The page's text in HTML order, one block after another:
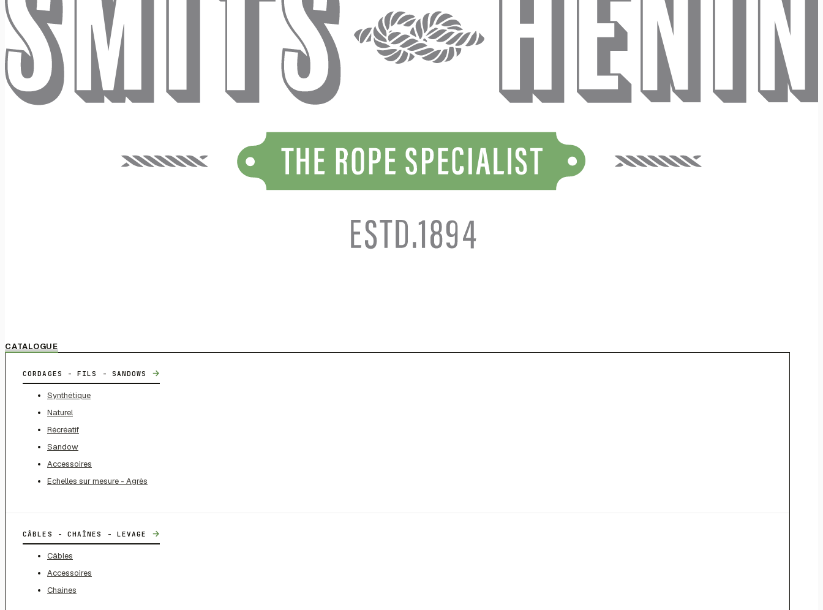
CATALOGUE
CORDAGES - FILS - SANDOWS →
Synthétique
Naturel
Récréatif
Sandow
Accessoires
Echelles sur mesure - Agrès
CÂBLES - CHAÎNES - LEVAGE →
Câbles
Accessoires
Chaines